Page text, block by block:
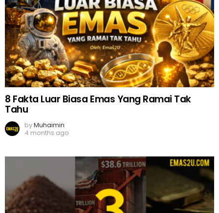
8 Fakta Luar Biasa Emas Yang Ramai Tak
Tahu
byMuhaimin
4 months ago